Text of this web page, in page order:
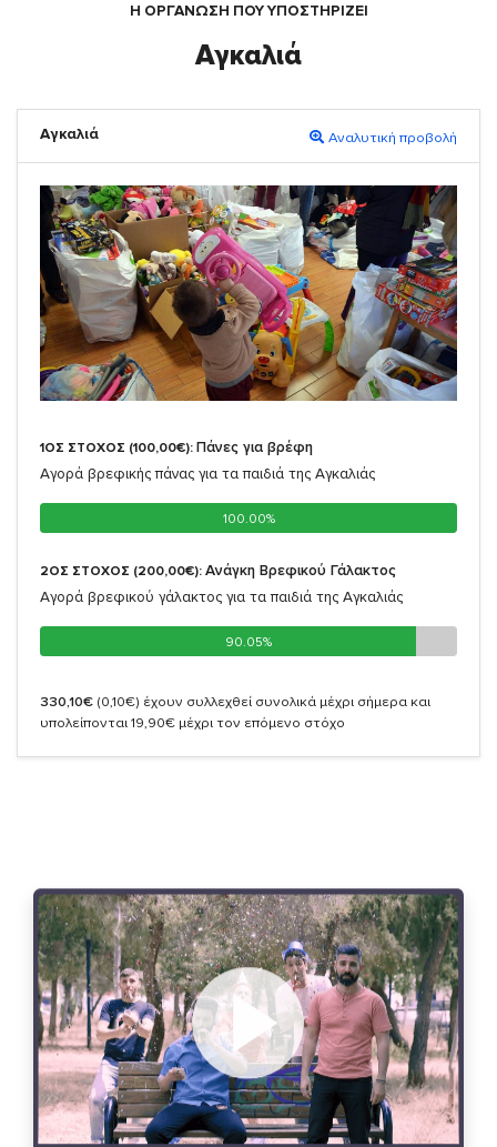
Η ΟΡΓΆΝΩΣΗ ΠΟΥ ΥΠΟΣΤΗΡΙΖΕΙ
Αγκαλιά
Αγκαλιά Αναλυτική προβολή
1ΟΣ ΣΤΟΧΟΣ (100,00€): Πάνες για βρέφη
Αγορά βρεφικής πάνας για τα παιδιά της Αγκαλιάς
100.00%
100.00%
2ΟΣ ΣΤΟΧΟΣ (200,00€): Ανάγκη Βρεφικού Γάλακτος
Αγορά βρεφικού γάλακτος για τα παιδιά της Αγκαλιάς
90.05%
90.05%
330,10€ (0,10€) έχουν συλλεχθεί συνολικά μέχρι σήμερα και
υπολείπονται 19,90€ μέχρι τον επόμενο στόχο